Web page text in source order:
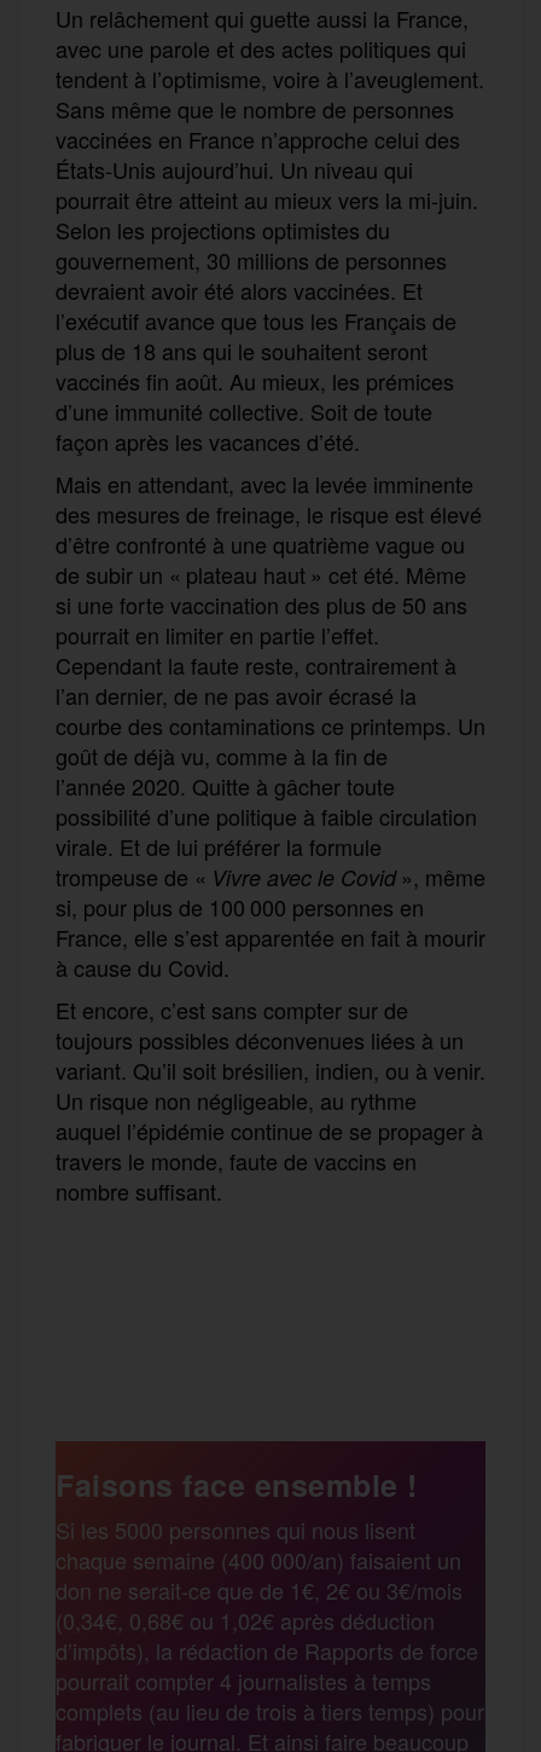
Un relâchement qui guette aussi la France,
avec une parole et des actes politiques qui
tendent à l’optimisme, voire à l’aveuglement.
Sans même que le nombre de personnes
vaccinées en France n’approche celui des
États-Unis aujourd’hui. Un niveau qui
pourrait être atteint au mieux vers la mi-juin.
Selon les projections optimistes du
gouvernement, 30 millions de personnes
devraient avoir été alors vaccinées. Et
l’exécutif avance que tous les Français de
plus de 18 ans qui le souhaitent seront
vaccinés fin août. Au mieux, les prémices
d’une immunité collective. Soitde toute
façon après les vacances d’été.
Mais en attendant, avec la levée imminente
des mesures de freinage, le risque est élevé
d’être confronté à une quatrième vague ou
de subir un « plateau haut » cet été. Même
si une forte vaccination des plus de 50 ans
pourrait en limiter en partie l’effet.
Cependant la faute reste, contrairement à
l’an dernier, de ne pas avoir écrasé la
courbe des contaminations ce printemps. Un
goût de déjà vu, comme à la fin de
l’année 2020. Quitte à gâcher toute
possibilité d’une politique à faible circulation
virale. Etde lui préférer la formule
trompeuse de « Vivre avec le Covid », même
si, pour plus de 100 000 personnes en
France, elle s’est apparentée en fait à mourir
à cause du Covid.
Et encore, c’est sans compter sur de
toujours possibles déconvenues liées à un
variant. Qu’il soit brésilien, indien, ou à venir.
Un risque non négligeable, au rythme
auquel l’épidémie continue de se propager à
travers le monde, faute de vaccins en
nombre suffisant.
b
o
o
t
e
r
l
s
a
g
e
r
t
a
g
Faisons face ensemble !
Si les 5000 personnes qui nous lisent
chaque semaine (400 000/an) faisaient un
don ne serait-ce que de 1€, 2€ ou 3€/mois
(0,34€, 0,68€ ou 1,02€ après déduction
d’impôts), la rédaction de Rapports de force
pourrait compter 4 journalistes à temps
complets (au lieu de trois à tiers temps) pour
fabriquer le journal. Et ainsi faire beaucoup